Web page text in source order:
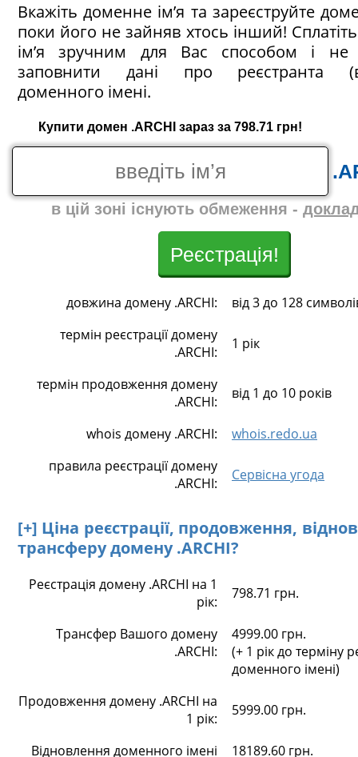
Вкажіть доменне ім’я та зареєструйте
поки його не зайняв хтось інший!
ім’я зручним для Вас способом і не
заповнити дані про реєстранта
доменного імені.
Купити домен .ARCHI зараз за 798.71 грн!
в цій зоні існують обмеження -
Реєстрація!
довжина домену .ARCHI:
від 3 до 128
термін реєстрації домену
.ARCHI:
1 рік
термін продовження домену
.ARCHI:
від 1 до 10 років
whois домену .ARCHI:
whois.redo.ua
правила реєстрації домену
.ARCHI:
Сервісна угода
[+] Ціна реєстрації, продовження,
трансферу домену .ARCHI?
Реєстрація домену .ARCHI на 1
рік:
798.71 грн.
Трансфер Вашого домену
.ARCHI:
4999.00 грн.
(+ 1 рік до терміну
доменного імені)
Продовження домену .ARCHI на
1 рік:
5999.00 грн.
Відновлення доменного імені
18189.60 грн.